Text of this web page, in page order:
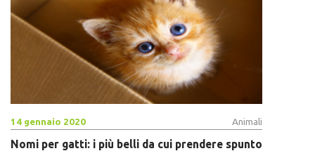
14 gennaio 2020 Animali
Nomi per gatti: i più belli da cui prendere spunto